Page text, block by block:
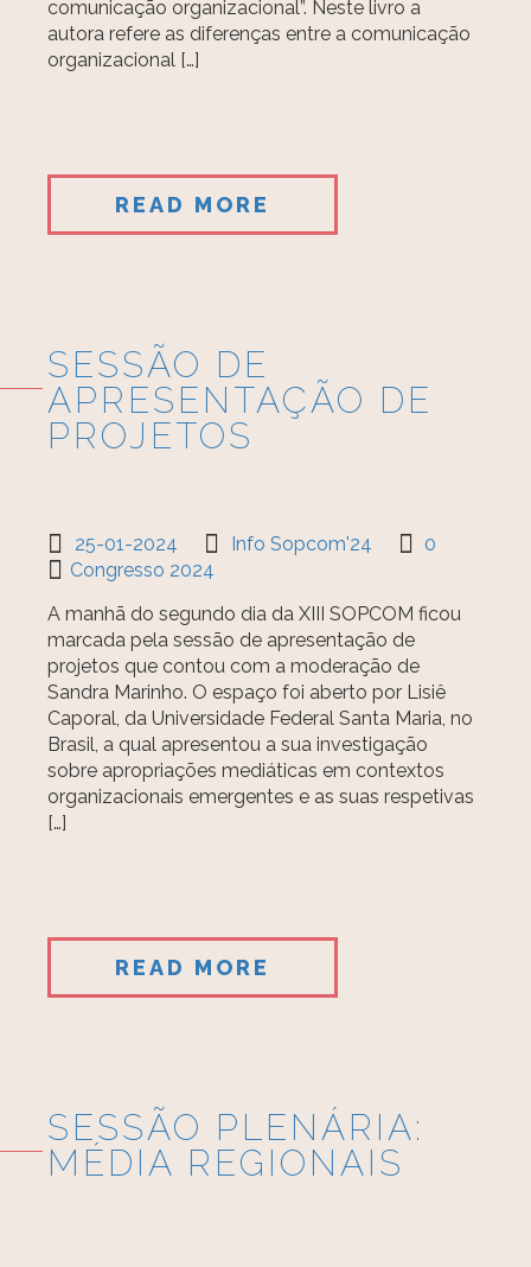
comunicação organizacional”. Neste livro a
autora refere as diferenças entre a comunicação
organizacional […]
READ MORE
SESSÃO DE
APRESENTAÇÃO DE
PROJETOS
25-01-2024 Info Sopcom'24
0
Congresso 2024
A manhã do segundo dia da XIII SOPCOM ficou
marcada pela sessão de apresentação de
projetos que contou com a moderação de
Sandra Marinho. O espaço foi aberto por Lisiê
Caporal, da Universidade Federal Santa Maria, no
Brasil, a qual apresentou a sua investigação
sobre apropriações mediáticas em contextos
organizacionais emergentes e as suas respetivas
[…]
READ MORE
SESSÃO PLENÁRIA:
MÉDIA REGIONAIS